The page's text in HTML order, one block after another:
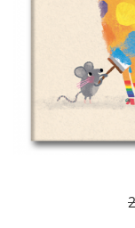
Colectia Pia
Colectia Micul
Atlase Enciclopedii
Marea carte